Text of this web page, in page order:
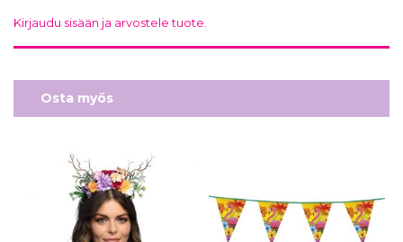
Kirjaudu sisään ja arvostele tuote.
Osta myös